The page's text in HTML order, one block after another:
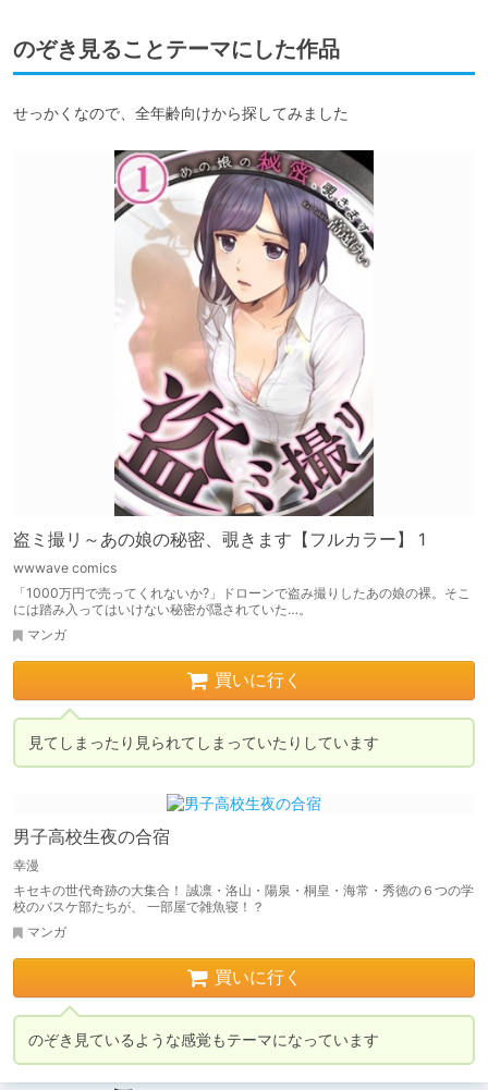
のぞき見ることテーマにした作品
せっかくなので、全年齢向けから探してみました
盗ミ撮リ～あの娘の秘密、覗きます【フルカラー】 1
wwwave comics
「1000万円で売ってくれないか?」ドローンで盗み撮りしたあの娘の裸。そこ
には踏み入ってはいけない秘密が隠されていた…。
マンガ
買いに行く
見てしまったり見られてしまっていたりしています
男子高校生夜の合宿
幸漫
キセキの世代奇跡の大集合！ 誠凛・洛山・陽泉・桐皇・海常・秀徳の６つの学
校のバスケ部たちが、 一部屋で雑魚寝！？
マンガ
買いに行く
のぞき見ているような感覚もテーマになっています